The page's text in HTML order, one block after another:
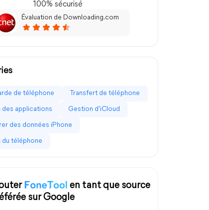
100% sécurisé
Évaluation de Downloading.com
de téléphone Transfert de téléphone
des applications Gestion d'iCloud
des données iPhone
du téléphone
en tant que source
sur Google